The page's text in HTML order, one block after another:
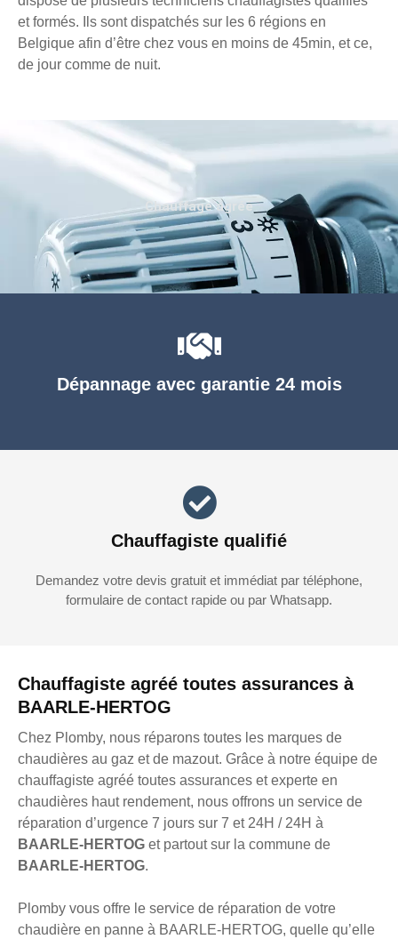
et formés. Ils sont dispatchés sur les 6 régions en
Belgique afin d’être chez vous en moins de 45min, et ce,
de jour comme de nuit.
Chauffagiste agréé toutes assurances à
BAARLE-HERTOG
Chez Plomby, nous réparons toutes les marques de
chaudières au gaz et de mazout. Grâce à notre équipe de
chauffagiste agréé toutes assurances et experte en
chaudières haut rendement, nous offrons un service de
réparation d’urgence 7 jours sur 7 et 24H / 24H à
BAARLE-HERTOG et partout sur la commune de
BAARLE-HERTOG.
Plomby vous offre le service de réparation de votre
chaudière en panne à BAARLE-HERTOG, quelle qu’elle
Dépannage avec garantie 24 mois
Chauffagiste qualifié
Demandez votre devis gratuit et immédiat par téléphone,
formulaire de contact rapide ou par Whatsapp.
Chauffage agréé